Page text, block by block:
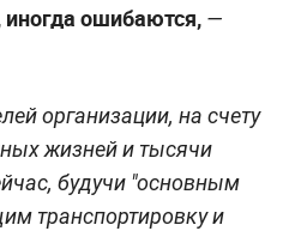
ошибаются,—
организации, на счету
жизней и тысячи
будучи "основным
транспортировку и